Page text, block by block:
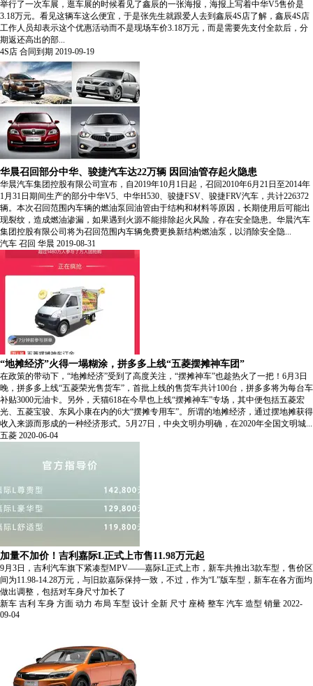
举行了一次车展，逛车展的时候看见了鑫辰的一张海报，海报上写着中华V5售价是
3.18万元。看见这辆车这么便宜，于是张先生就跟爱人去到鑫辰4S店了解，鑫辰4S店
工作人员却表示这个优惠活动而不是现场车价3.18万元，而是需要先支付全款后，分
期返还高出的部...
4S店 合同到期 2019-09-19
华晨召回部分中华、骏捷汽车达22万辆 因回油管存起火隐患
华晨汽车集团控股有限公司宣布，自2019年10月1日起，召回2010年6月21日至2014年
1月31日期间生产的部分中华V5、中华H530、骏捷FSV、骏捷FRV汽车，共计226372
辆。本次召回范围内车辆的燃油泵回油管由于结构和材料等原因，长期使用后可能出
现裂纹，造成燃油渗漏，如果遇到火源不能排除起火风险，存在安全隐患。华晨汽车
集团控股有限公司将为召回范围内车辆免费更换新结构燃油泵，以消除安全隐...
汽车 召回 华晨 2019-08-31
“地摊经济”火得一塌糊涂，拼多多上线“五菱摆摊神车团”
在政策的带动下，“地摊经济”受到了高度关注，“摆摊神车”也趁热火了一把！6月3日
晚，拼多多上线“五菱荣光售货车”，首批上线的售货车共计100台，拼多多将为每台车
补贴3000元油卡。另外，天猫618在今早也上线“摆摊神车”专场，其中便包括五菱宏
光、五菱宝骏、东风小康在内的6大“摆摊专用车”。所谓的地摊经济，通过摆地摊获得
收入来源而形成的一种经济形式。5月27日，中央文明办明确，在2020年全国文明城...
五菱 2020-06-04
加量不加价！吉利嘉际L正式上市售11.98万元起
9月3日，吉利汽车旗下紧凑型MPV——嘉际L正式上市，新车共推出3款车型，售价区
间为11.98-14.28万元，与旧款嘉际保持一致，不过，作为“L”版车型，新车在各方面均
做出调整，包括对车身尺寸加长了
新车 吉利 车身 方面 动力 布局 车型 设计 全新 尺寸 座椅 整车 汽车 造型 销量 2022-
09-04